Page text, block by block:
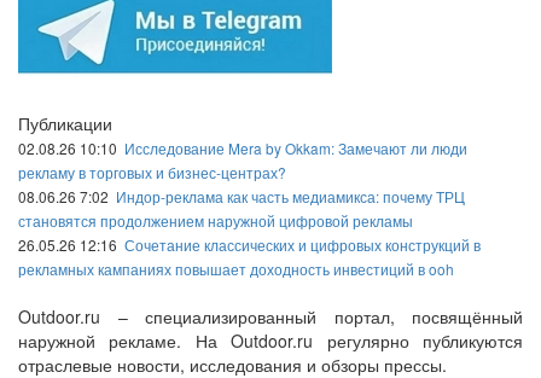
Публикации
02.08.26 10:10 Исследование Mera by Okkam: Замечают ли люди
рекламу в торговых и бизнес-центрах?
08.06.26 7:02 Индор-реклама как часть медиамикса: почему ТРЦ
становятся продолжением наружной цифровой рекламы
26.05.26 12:16 Сочетание классических и цифровых конструкций в
рекламных кампаниях повышает доходность инвестиций в ooh
Outdoor.ru – специализированный портал, посвящённый
наружной рекламе. На Outdoor.ru регулярно публикуются
отраслевые новости, исследования и обзоры прессы.